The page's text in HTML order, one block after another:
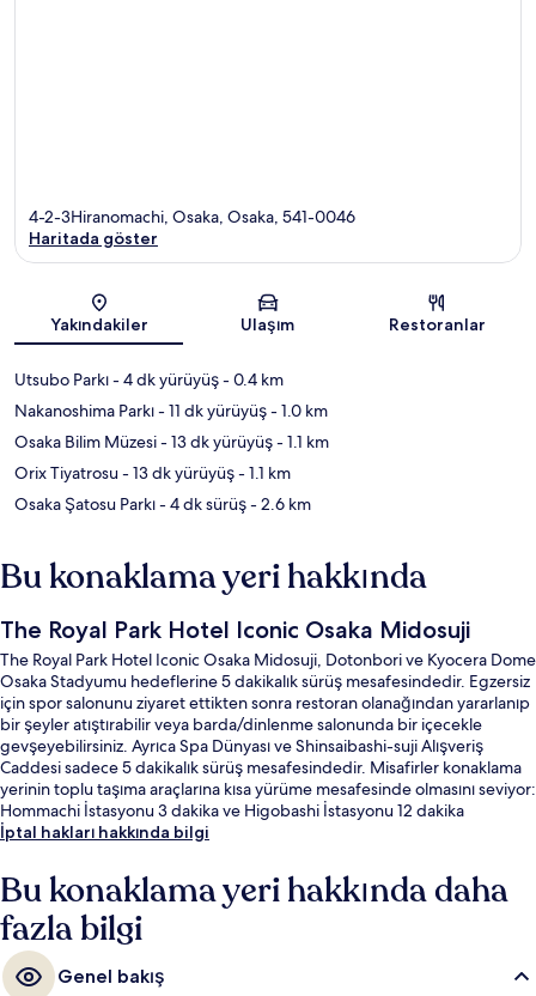
Harita
4-2-3Hiranomachi, Osaka, Osaka, 541-0046
Haritada göster
Yakındakiler Ulaşım Restoranlar
Utsubo Parkı- 4 dk yürüyüş- 0.4 km
Nakanoshima Parkı- 11 dk yürüyüş- 1.0 km
Osaka Bilim Müzesi- 13 dk yürüyüş- 1.1 km
Orix Tiyatrosu- 13 dk yürüyüş- 1.1 km
Osaka Şatosu Parkı- 4 dk sürüş- 2.6 km
Bu konaklama yeri hakkında
The Royal Park Hotel Iconic Osaka Midosuji
The Royal Park Hotel Iconic Osaka Midosuji, Dotonbori ve Kyocera Dome
Osaka Stadyumu hedeflerine 5 dakikalık sürüş mesafesindedir. Egzersiz
için spor salonunu ziyaret ettikten sonra restoran olanağından yararlanıp
bir şeyler atıştırabilir veya barda/dinlenme salonunda bir içecekle
gevşeyebilirsiniz. Ayrıca Spa Dünyası ve Shinsaibashi-suji Alışveriş
Caddesi sadece 5 dakikalık sürüş mesafesindedir. Misafirler konaklama
yerinin toplu taşıma araçlarına kısa yürüme mesafesinde olmasını seviyor:
Hommachi İstasyonu 3 dakika ve Higobashi İstasyonu 12 dakika
mesafede.
İptal hakları hakkında bilgi
Bu konaklama yeri hakkında daha
fazla bilgi
Genel bakış